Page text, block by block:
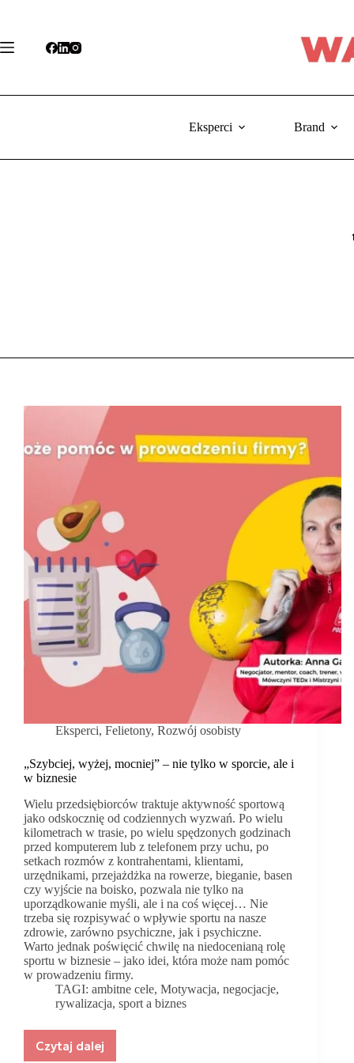
Eksperci Brand
Eksperci, Felietony, Rozwój osobisty
„Szybciej, wyżej, mocniej” – nie tylko w sporcie, ale i
w biznesie
Wielu przedsiębiorców traktuje aktywność sportową
jako odskocznię od codziennych wyzwań. Po wielu
kilometrach w trasie, po wielu spędzonych godzinach
przed komputerem lub z telefonem przy uchu, po
setkach rozmów z kontrahentami, klientami,
urzędnikami, przejażdżka na rowerze, bieganie, basen
czy wyjście na boisko, pozwala nie tylko na
uporządkowanie myśli, ale i na coś więcej… Nie
trzeba się rozpisywać o wpływie sportu na nasze
zdrowie, zarówno psychiczne, jak i psychiczne.
Warto jednak poświęcić chwilę na niedocenianą rolę
sportu w biznesie – jako idei, która może nam pomóc
w prowadzeniu firmy.
TAGI: ambitne cele,Motywacja,negocjacje,
rywalizacja, sport a biznes
Czytaj dalej
„Szybciej,